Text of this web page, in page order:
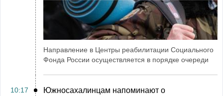
Направление в Центры реабилитации Социального
Фонда России осуществляется в порядке очереди
10:17
Южносахалинцам напоминают о